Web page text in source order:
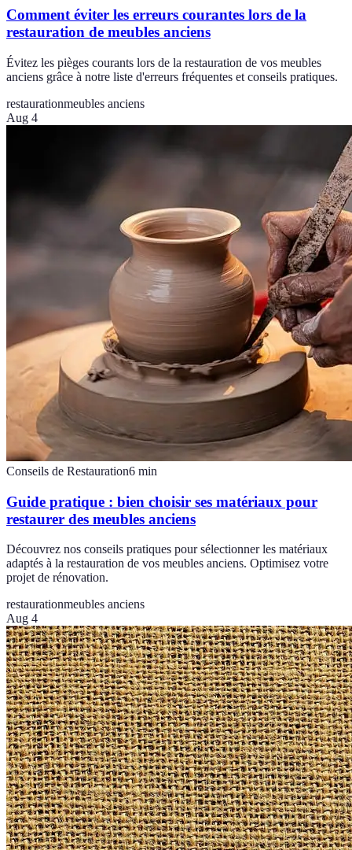
Comment éviter les erreurs courantes lors de la
restauration de meubles anciens
Évitez les pièges courants lors de la restauration de vos meubles
anciens grâce à notre liste d'erreurs fréquentes et conseils pratiques.
restaurationmeubles anciens
Aug 4
Conseils de Restauration6 min
Guide pratique : bien choisir ses matériaux pour
restaurer des meubles anciens
Découvrez nos conseils pratiques pour sélectionner les matériaux
adaptés à la restauration de vos meubles anciens. Optimisez votre
projet de rénovation.
restaurationmeubles anciens
Aug 4